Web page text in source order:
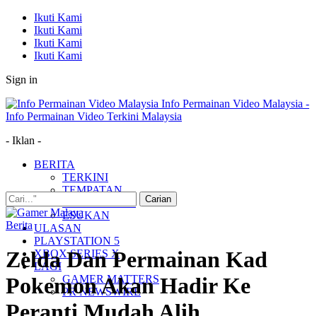
Ikuti Kami
Ikuti Kami
Ikuti Kami
Ikuti Kami
Sign in
Info Permainan Video Malaysia -
Info Permainan Video Terkini Malaysia
- Iklan -
BERITA
TERKINI
TEMPATAN
ESUKAN
ULASAN
PLAYSTATION 5
XBOX SERIES X
LAGI
GAMER MATTERS
PR NEWSWIRE
Berita
Zelda Dan Permainan Kad
Pokemon Akan Hadir Ke